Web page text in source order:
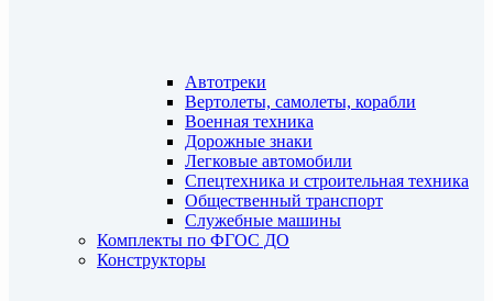
Автотреки
Вертолеты, самолеты, корабли
Военная техника
Дорожные знаки
Легковые автомобили
Спецтехника и строительная техника
Общественный транспорт
Служебные машины
Комплекты по ФГОС ДО
Конструкторы